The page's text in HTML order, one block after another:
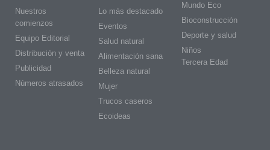
Nuestros
comienzos
Equipo Editorial
Distribución y venta
Publicidad
Números atrasados
Lo más destacado
Eventos
Salud natural
Alimentación sana
Belleza natural
Mujer
Trucos caseros
Ecoideas
Mundo Eco
Bioconstrucción
Deporte y salud
Niños
Tercera Edad